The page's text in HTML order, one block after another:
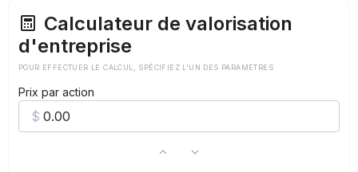
Calculateur de valorisation
d'entreprise
POUR EFFECTUER LE CALCUL, SPÉCIFIEZ L'UN DES PARAMÈTRES
Prix par action